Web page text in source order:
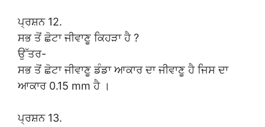
ਪ੍ਰਸ਼ਨ 12.
ਸਭ ਤੋਂ ਛੋਟਾ ਜੀਵਾਣੂ ਕਿਹੜਾ ਹੈ ?
ਉੱਤਰ-
ਸਭ ਤੋਂ ਛੋਟਾ ਜੀਵਾਣੂ ਡੰਡਾ ਆਕਾਰ ਦਾ ਜੀਵਾਣੂ ਹੈ ਜਿਸ ਦਾ
ਆਕਾਰ 0.15 mm ਹੈ ।
ਪ੍ਰਸ਼ਨ 13.